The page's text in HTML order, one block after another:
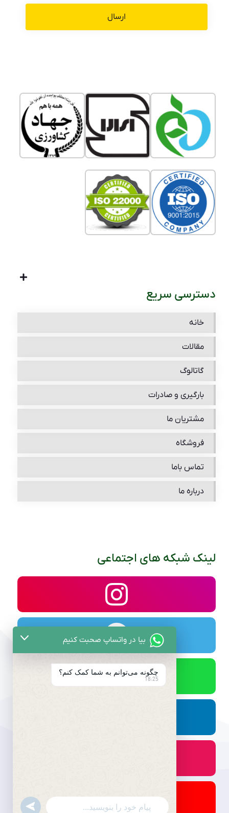
دسترسی سریع
خانه
مقالات
گاتالوگ
بارگیری و صادرات
مشتریان ما
فروشگاه
تماس باما
درباره ما
لینک شبکه های اجتماعی
بیا در واتساپ صحبت کنیم
چگونه می‌توانم به شما کمک کنم؟
18:25
undefined